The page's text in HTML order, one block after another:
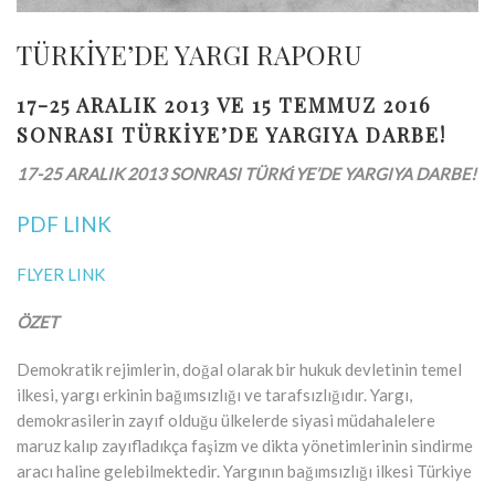
TÜRKİYE’DE YARGI RAPORU
17-25 ARALIK 2013 VE 15 TEMMUZ 2016
SONRASI TÜRKİYE’DE YARGIYA DARBE!
17-25 ARALIK 2013 SONRASI TÜRKİYE’DE YARGIYA DARBE!
PDF LINK
FLYER LINK
ÖZET
Demokratik rejimlerin, doğal olarak bir hukuk devletinin temel
ilkesi, yargı erkinin bağımsızlığı ve tarafsızlığıdır. Yargı,
demokrasilerin zayıf olduğu ülkelerde siyasi müdahalelere
maruz kalıp zayıfladıkça faşizm ve dikta yönetimlerinin sindirme
aracı haline gelebilmektedir. Yargının bağımsızlığı ilkesi Türkiye